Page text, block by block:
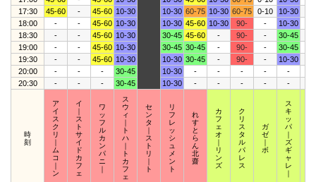
17:30
45-60 - 45-60 10-30 10-30 60-75 10-30 60-75 0-10 10-30
18:00
- - 45-60 10-30 10-30 45-60 10-30 90- - 10-30
18:30
- - 45-60 10-30 30-45 45-60 - 90- - 30-45
19:00
- - 45-60 10-30 30-45 30-45 - 90- - 30-45
19:30
- - 45-60 10-30 10-30 30-45 - 90- - 10-30
20:00
- - - 30-45 10-30 - - - - -
20:30
- - - 30-45 10-30 - - - - -
時
刻
ア
イ
ス
ク
リ
ム
コ
ン
イ
ス
ト
サ
イ
ド
カ
フ
ェ
ワ
ッ
フ
ル
カ
ン
パ
ニ
ス
ウ
ィ
ト
ハ
ト
カ
フ
ェ
セ
ン
タ
ス
ト
リ
ト
リ
フ
レ
ッ
シ
ュ
メ
ン
ト
れ
す
と
ら
ん
北
齋
カ
フ
ェ
オ
リ
ン
ズ
ク
リ
ス
タ
ル
パ
レ
ス
ガ
ゼ
ボ
ス
キ
ッ
パ
ズ
ギ
ャ
レ